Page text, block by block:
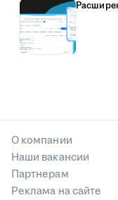
О компании
Наши вакансии
Партнерам
Реклама на сайте